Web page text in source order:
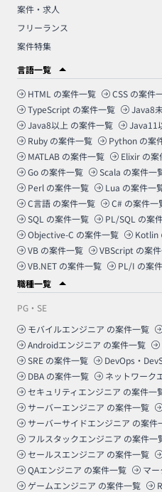
案件・求人
フリーランス
案件特集
言語一覧
HTML の案件一覧 CSS の案件
TypeScript の案件一覧 Java8
Java8以上 の案件一覧 Java11
Ruby の案件一覧 Python の案
MATLAB の案件一覧 Elixir の案
Go の案件一覧 Scala の案件一
Perl の案件一覧 Lua の案件一
C言語 の案件一覧 C# の案件一
SQL の案件一覧 PL/SQL の案
Objective-C の案件一覧 Kotlin
VB の案件一覧 VBScript の案
VB.NET の案件一覧 PL/I の案
職種一覧
PG・SE
モバイルエンジニア の案件一覧
Androidエンジニア の案件一覧
SRE の案件一覧 DevOps・
DBA の案件一覧 ネットワーク
セキュリティエンジニア の案件一
サーバーエンジニア の案件一覧
サーバーサイドエンジニア の案件
フルスタックエンジニア の案件一
セールスエンジニア の案件一覧
QAエンジニア の案件一覧 マ
ゲームエンジニア の案件一覧